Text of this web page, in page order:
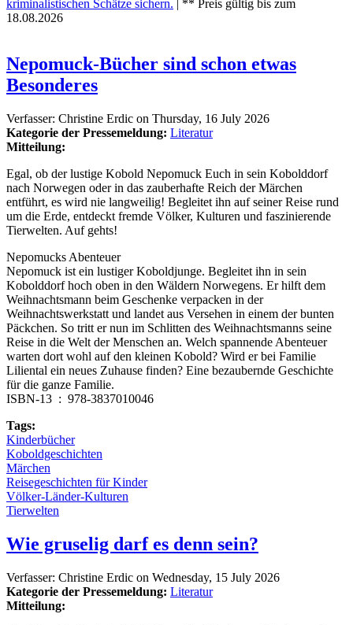
kriminalistischen Schätze sichern. | ** Preis gültig bis zum
18.08.2026
Nepomuck-Bücher sind schon etwas
Besonderes
Verfasser: Christine Erdic on Thursday, 16 July 2026
Kategorie der Pressemeldung: Literatur
Mitteilung:
Egal, ob der lustige Kobold Nepomuck Euch in sein Kobolddorf
nach Norwegen oder in das zauberhafte Reich der Märchen
entführt, es wird nie langweilig! Begleitet ihn auf seiner Reise rund
um die Erde, entdeckt fremde Völker, Kulturen und faszinierende
Tierwelten. Auf gehts!
Nepomucks Abenteuer
Nepomuck ist ein lustiger Koboldjunge. Begleitet ihn in sein
Kobolddorf hoch oben in den Wäldern Norwegens. Er hilft dem
Weihnachtsmann beim Geschenke verpacken in der
Weihnachtswerkstatt und landet aus Versehen in einem der bunten
Päckchen. So tritt er nun im Schlitten des Weihnachtsmanns seine
Reise in die Welt der Menschen an. Welch spannende Abenteuer
warten dort wohl auf den kleinen Kobold? Wird er bei Familie
Liliental ein neues Zuhause finden? Eine bezaubernde Geschichte
für die ganze Familie.
ISBN-13 ‏ : ‎ 978-3837010046
Tags:
Kinderbücher
Koboldgeschichten
Märchen
Reisegeschichten für Kinder
Völker-Länder-Kulturen
Tierwelten
Wie gruselig darf es denn sein?
Verfasser: Christine Erdic on Wednesday, 15 July 2026
Kategorie der Pressemeldung: Literatur
Mitteilung: